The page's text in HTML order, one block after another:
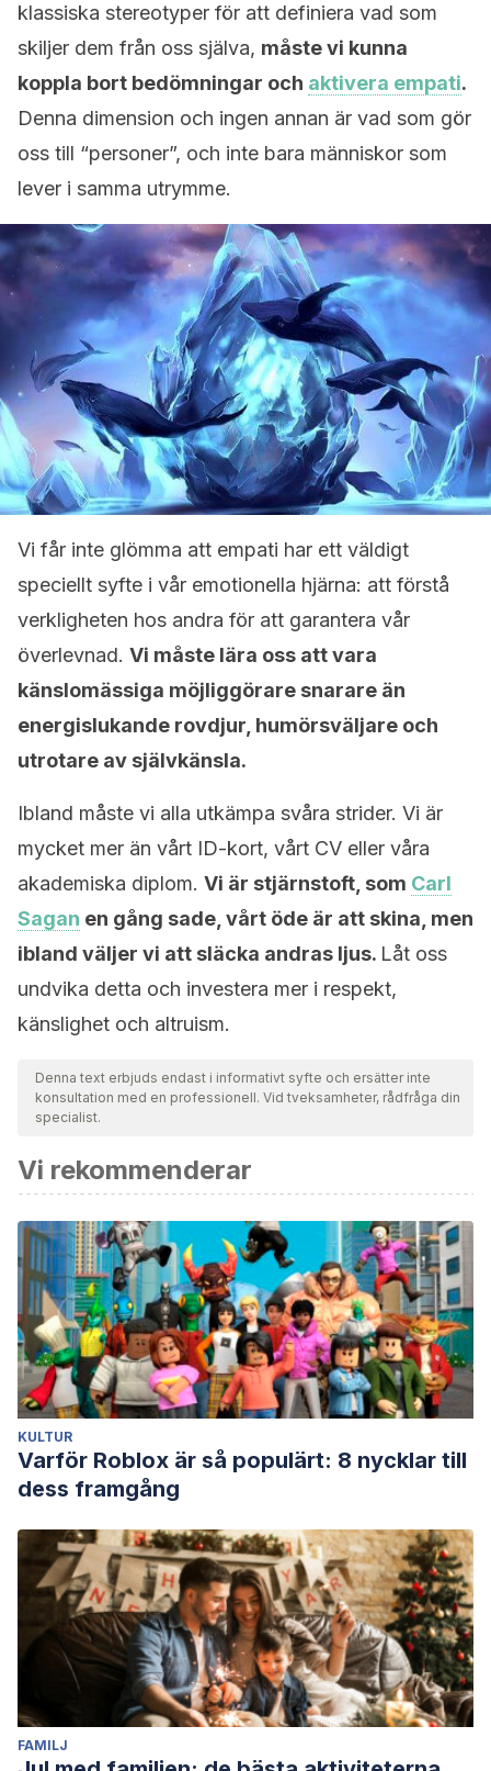
klassiska stereotyper för att definiera vad som
skiljer dem från oss själva, måste vi kunna
koppla bort bedömningar och aktivera empati.
Denna dimension och ingen annan är vad som gör
oss till “personer”, och inte bara människor som
lever i samma utrymme.
Vi får inte glömma att empati har ett väldigt
speciellt syfte i vår emotionella hjärna: att förstå
verkligheten hos andra för att garantera vår
överlevnad. Vi måste lära oss att vara
känslomässiga möjliggörare snarare än
energislukande rovdjur, humörsväljare och
utrotare av självkänsla.
Ibland måste vi alla utkämpa svåra strider. Vi är
mycket mer än vårt ID-kort, vårt CV eller våra
akademiska diplom. Vi är stjärnstoft, som Carl
Sagan en gång sade, vårt öde är att skina, men
ibland väljer vi att släcka andras ljus. Låt oss
undvika detta och investera mer i respekt,
känslighet och altruism.
Denna text erbjuds endast i informativt syfte och ersätter inte
konsultation med en professionell. Vid tveksamheter, rådfråga din
specialist.
Vi rekommenderar
KULTUR
Varför Roblox är så populärt: 8 nycklar till
dess framgång
FAMILJ